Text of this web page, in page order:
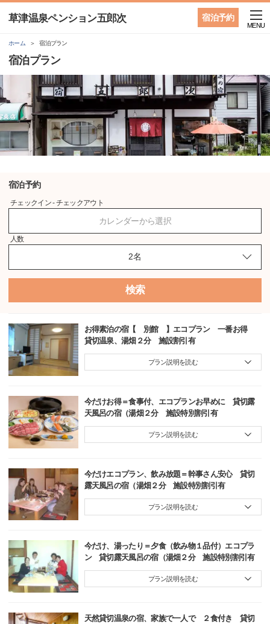
宿泊予約
草津温泉ペンション五郎次
MENU
ホーム 宿泊プラン
宿泊プラン
宿泊予約
チェックイン - チェックアウト
カレンダーから選択
人数
検索
お得素泊の宿【 別館 】エコプラン 一番お得
貸切温泉、湯畑２分 施設割引有
プラン説明を読む
今だけお得＝食事付、エコプランお早めに 貸切露
天風呂の宿（湯畑２分 施設特別割引有
プラン説明を読む
今だけエコプラン、飲み放題＝幹事さん安心 貸切
露天風呂の宿（湯畑２分 施設特別割引有
プラン説明を読む
今だけ、湯ったり＝夕食（飲み物１品付）エコプラ
ン 貸切露天風呂の宿（湯畑２分 施設特別割引有
プラン説明を読む
天然貸切温泉の宿、家族で一人で ２食付き 貸切